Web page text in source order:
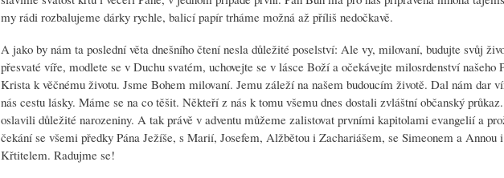
my rádi rozbalujeme dárky rychle, balicí papír trháme možná až příliš nedočkavě.
A jako by nám ta poslední věta dnešního čtení nesla důležité poselství: Ale vy, milovaní, budujte svůj
přesvaté víře, modlete se v Duchu svatém, uchovejte se v lásce Boží a očekávejte milosrdenství našeho
Krista k věčnému životu. Jsme Bohem milovaní. Jemu záleží na našem budoucím životě. Dal nám dar
nás cestu lásky. Máme se na co těšit. Někteří z nás k tomu všemu dnes dostali zvláštní občanský
oslavili důležité narozeniny. A tak právě v adventu můžeme zalistovat prvními kapitolami evangelií a
čekání se všemi předky Pána Ježíše, s Marií, Josefem, Alžbětou i Zachariášem, se Simeonem a Annou
Křtitelem. Radujme se!